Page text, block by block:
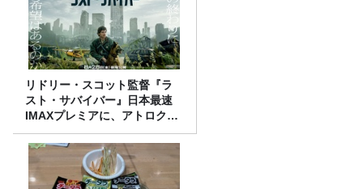
リドリー・スコット監督『ラ
スト・サバイバー』日本最速
IMAXプレミアに、アトロクリ
スナー60名をご招待！